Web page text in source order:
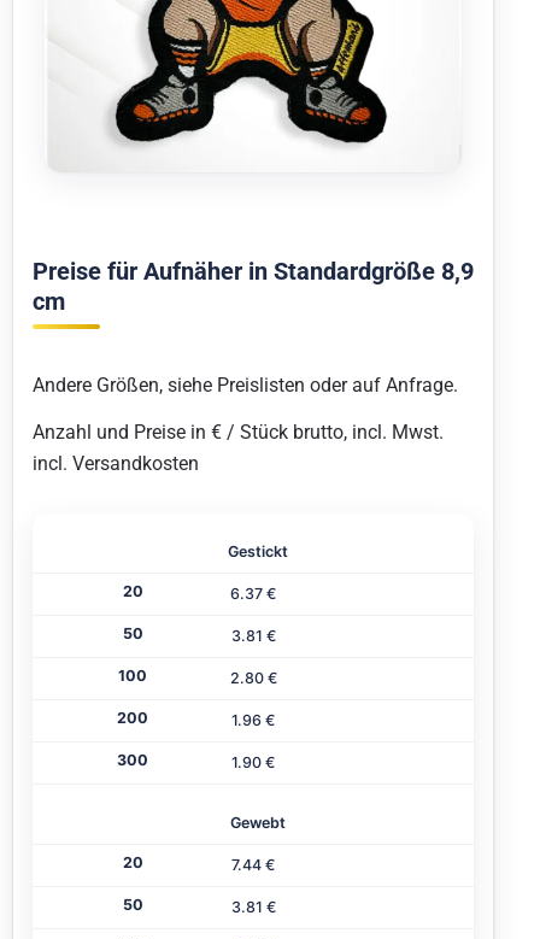
Preise für Aufnäher in Standardgröße 8,9
cm
Andere Größen, siehe Preislisten oder auf Anfrage.
Anzahl und Preise in € / Stück brutto, incl. Mwst.
incl. Versandkosten
Gestickt
6.37 €
3.81 €
2.80 €
1.96 €
1.90 €
Gewebt
7.44 €
3.81 €